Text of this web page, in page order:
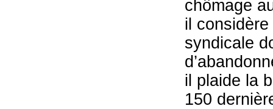
chômage
il
syndicale
il plaide la
150